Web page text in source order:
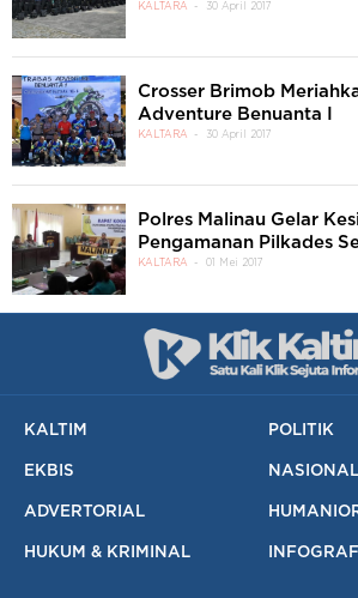
KALTARA 30 April 2017
Crosser Brimob
Adventure Benuanta I
KALTARA 30 April 2017
Polres Malinau Gelar
Pengamanan Pilkades
KALTARA 01 Mei 2017
KALTIM POLITIK
EKBIS NASIONAL
ADVERTORIAL
HUKUM & KRIMINAL